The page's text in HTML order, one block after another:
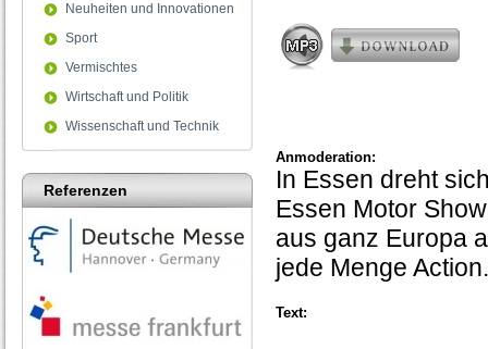
Neuheiten und Innovationen
Sport
Vermischtes
Wirtschaft und Politik
Wissenschaft und Technik
Referenzen
Anmoderation:
In Essen dreht
Essen Motor
aus ganz Europa
jede Menge
Text: